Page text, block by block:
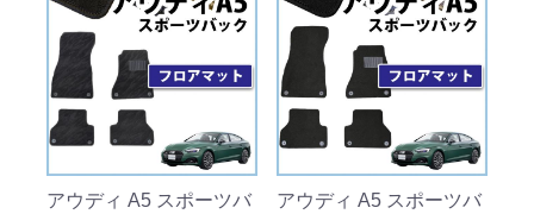
アウディ A5 スポーツバ
アウディ A5 スポーツバ